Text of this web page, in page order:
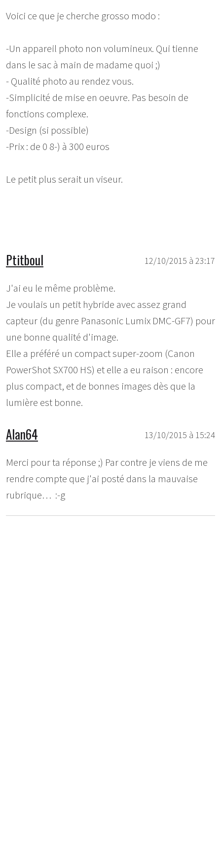
Voici ce que je cherche grosso modo :
-Un appareil photo non volumineux. Qui tienne
dans le sac à main de madame quoi ;)
- Qualité photo au rendez vous.
-Simplicité de mise en oeuvre. Pas besoin de
fonctions complexe.
-Design (si possible)
-Prix : de 0 8-) à 300 euros
Le petit plus serait un viseur.
12/10/2015 à 23:17
Ptitboul
J'ai eu le même problème.
Je voulais un petit hybride avec assez grand
capteur (du genre Panasonic Lumix DMC-GF7) pour
une bonne qualité d'image.
Elle a préféré un compact super-zoom (Canon
PowerShot SX700 HS) et elle a eu raison : encore
plus compact, et de bonnes images dès que la
lumière est bonne.
13/10/2015 à 15:24
Alan64
Merci pour ta réponse ;) Par contre je viens de me
rendre compte que j'ai posté dans la mauvaise
rubrique… :-g